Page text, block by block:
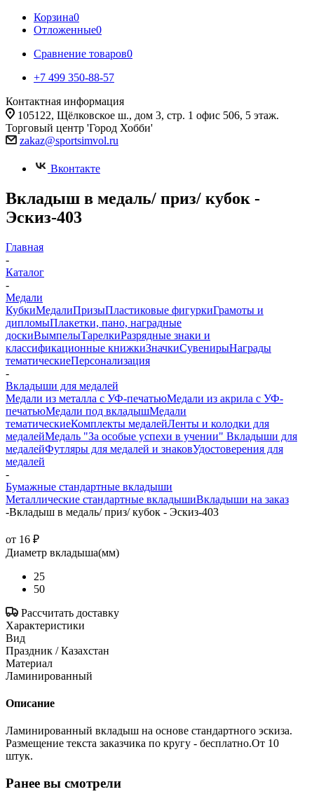
Корзина0
Отложенные0
Сравнение товаров0
+7 499 350-88-57
Контактная информация
105122, Щёлковское ш., дом 3, стр. 1 офис 506, 5 этаж.
Торговый центр 'Город Хобби'
zakaz@sportsimvol.ru
Вконтакте
Вкладыш в медаль/ приз/ кубок -
Эскиз-403
Главная
-
Каталог
-
Медали
КубкиМедалиПризыПластиковые фигуркиГрамоты и
дипломыПлакетки, пано, наградные
доскиВымпелыТарелкиРазрядные знаки и
классификационные книжкиЗначкиСувенирыНаграды
тематическиеПерсонализация
-
Вкладыши для медалей
Медали из металла с УФ-печатьюМедали из акрила с УФ-
печатьюМедали под вкладышМедали
тематическиеКомплекты медалейЛенты и колодки для
медалейМедаль "За особые успехи в учении" Вкладыши для
медалейФутляры для медалей и знаковУдостоверения для
медалей
-
Бумажные стандартные вкладыши
Металлические стандартные вкладышиВкладыши на заказ
-Вкладыш в медаль/ приз/ кубок - Эскиз-403
от 16 ₽
Диаметр вкладыша(мм)
25
50
Рассчитать доставку
Характеристики
Вид
Праздник / Казахстан
Материал
Ламинированный
Описание
Ламинированный вкладыш на основе стандартного эскиза.
Размещение текста заказчика по кругу - бесплатно.От 10
штук.
Ранее вы смотрели